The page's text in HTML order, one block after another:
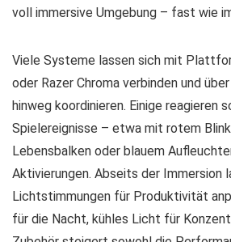
voll immersive Umgebung – fast wie
Viele Systeme lassen sich mit
oder Razer Chroma verbinden und
hinweg koordinieren. Einige reagieren
Spielereignisse – etwa mit rotem
Lebensbalken oder blauem
Aktivierungen. Abseits der Immersion
Lichtstimmungen für Produktivität
für die Nacht, kühles Licht für